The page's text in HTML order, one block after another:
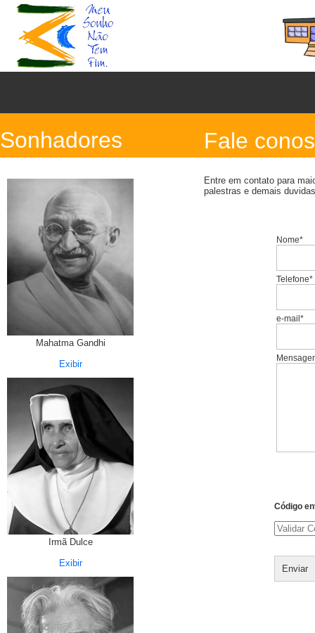
Sonhadores
Mahatma Gandhi
Exibir
Irmã Dulce
Exibir
Fale
Entre em contato para
palestras e demais
Nome*
e-mail*
Código